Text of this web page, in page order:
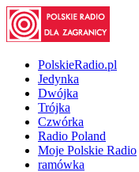
PolskieRadio.pl
Jedynka
Dwójka
Trójka
Czwórka
Radio Poland
Moje Polskie Radio
ramówka